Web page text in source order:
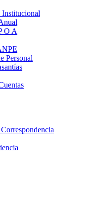
Institucional
O A
Personal